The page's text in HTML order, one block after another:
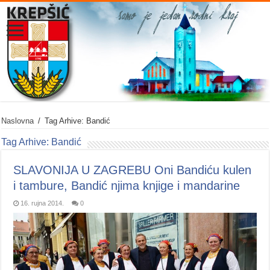
Naslovna / Tag Arhive: Bandić
Tag Arhive: Bandić
SLAVONIJA U ZAGREBU Oni Bandiću kulen
i tambure, Bandić njima knjige i mandarine
16. rujna 2014. 0